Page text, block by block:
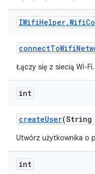
IWifiHelper.Wifi
connectToWifi
Łączy się z siecią Wi-Fi.
int
createUser(String
Utwórz użytkownika o
int